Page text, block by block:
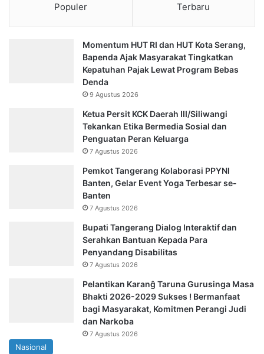
Populer Terbaru
Momentum HUT RI dan HUT Kota Serang,
Bapenda Ajak Masyarakat Tingkatkan
Kepatuhan Pajak Lewat Program Bebas
Denda
9 Agustus 2026
Ketua Persit KCK Daerah III/Siliwangi
Tekankan Etika Bermedia Sosial dan
Penguatan Peran Keluarga
7 Agustus 2026
Pemkot Tangerang Kolaborasi PPYNI
Banten, Gelar Event Yoga Terbesar se-
Banten
7 Agustus 2026
Bupati Tangerang Dialog Interaktif dan
Serahkan Bantuan Kepada Para
Penyandang Disabilitas
7 Agustus 2026
Pelantikan Karanĝ Taruna Gurusinga Masa
Bhakti 2026-2029 Sukses ! Bermanfaat
bagi Masyarakat, Komitmen Perangi Judi
dan Narkoba
7 Agustus 2026